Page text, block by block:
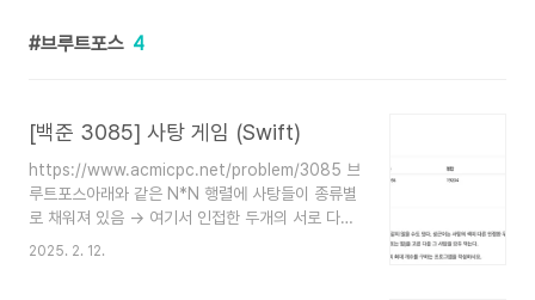
브루트포스 4
[백준 3085] 사탕 게임 (Swift)
https://www.acmicpc.net/problem/3085 브
루트포스아래와 같은 N*N 행렬에 사탕들이 종류별
로 채워져 있음 -> 여기서 인접한 두개의 서로 다른
사탕을 서로 바꿨을 때,행 또는 열에(가로 혹은 세로
2025. 2. 12.